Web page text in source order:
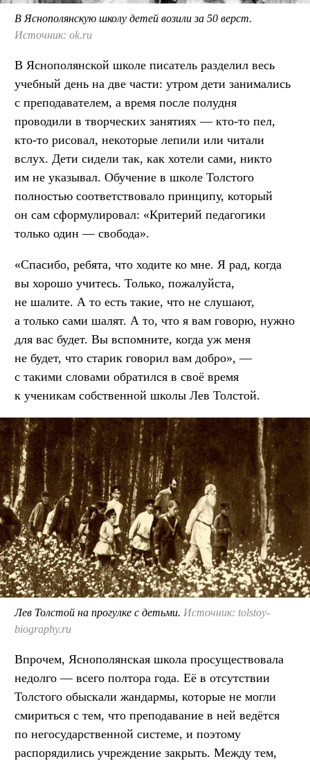
В Яснополянскую школу детей возили за 50 верст.
Источник: ok.ru
В Яснополянской школе писатель разделил весь
учебный день на две части: утром дети занимались
с преподавателем, а время после полудня
проводили в творческих занятиях — кто-то пел,
кто-то рисовал, некоторые лепили или читали
вслух. Дети сидели так, как хотели сами, никто
им не указывал. Обучение в школе Толстого
полностью соответствовало принципу, который
он сам сформулировал: «Критерий педагогики
только один — свобода».
«Спасибо, ребята, что ходите ко мне. Я рад, когда
вы хорошо учитесь. Только, пожалуйста,
не шалите. А то есть такие, что не слушают,
а только сами шалят. А то, что я вам говорю, нужно
для вас будет. Вы вспомните, когда уж меня
не будет, что старик говорил вам добро», —
с такими словами обратился в своё время
к ученикам собственной школы Лев Толстой.
Лев Толстой на прогулке с детьми. Источник: tolstoy-
biography.ru
Впрочем, Яснополянская школа просуществовала
недолго — всего полтора года. Её в отсутствии
Толстого обыскали жандармы, которые не могли
смириться с тем, что преподавание в ней ведётся
по негосударственной системе, и поэтому
распорядились учреждение закрыть. Между тем,